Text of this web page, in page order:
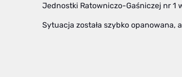
Jednostki Ratowniczo-Gaśniczej nr 1
Sytuacja została szybko opanowana,